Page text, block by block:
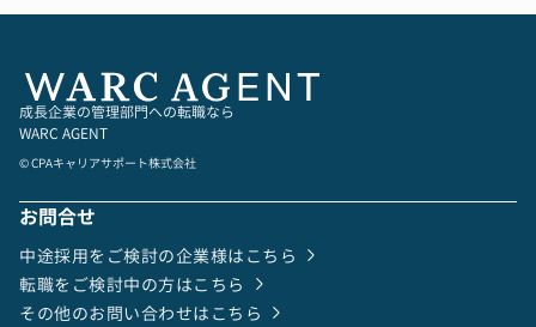
5,US GAAPに基づく米国証券取引委員会への財務
6,IPOプロセス（S1提出書類およびその他の米国
証券取引委員会要件）のマネジメントを法律事務
して実行する。
8,米国の公開会社として要求される適切な内部統
制レベルを確立/維持し、監査プロセスを管理
し、米国のSOXを含む必要なすべてのコンプライ
成長企業の管理部門への転職なら
WARC AGENT
© CPAキャリアサポート株式会社
お問合せ
中途採用をご検討の企業様はこちら
転職をご検討中の方はこちら
その他のお問い合わせはこちら